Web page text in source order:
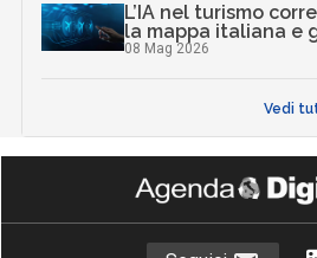
L’IA nel turismo
la mappa italiana e
08 Mag 2026
Vedi